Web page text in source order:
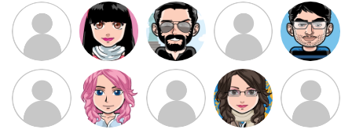
مهدی فرهمند مهدی سلطانی داود رضیی
طرفدار میلی
بابی براون
کیوان کیانی
سامان راحمی امیردلتا امیروو ملیکا منتظری عارفه داستانپور